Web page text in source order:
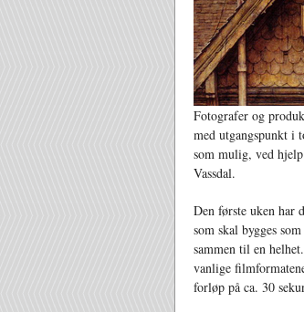
Fotografer og
med utgangspunkt i
som mulig, ved
Vassdal.
Den første uken har
som skal bygges
sammen til en
vanlige
forløp på ca. 30